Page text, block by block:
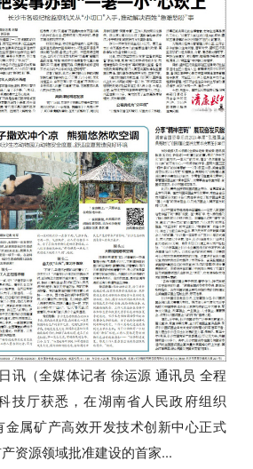
（全媒体记者 徐运源 通讯员 全程
技厅获悉，在湖南省人民政府组织
属矿产高效开发技术创新中心正式
资源领域批准建设的首家...